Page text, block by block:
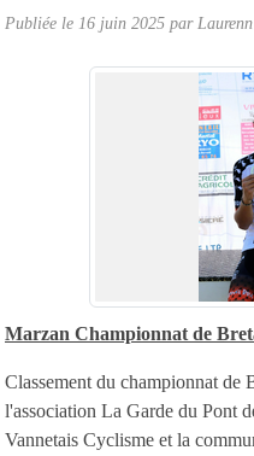
Publiée le 16 juin 2025 par
Marzan Championnat de
Classement du championnat de
l'association La Garde du Pont
Vannetais Cyclisme et la